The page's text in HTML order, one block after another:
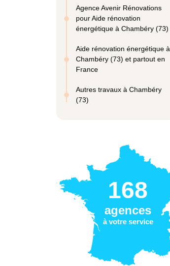
Agence Avenir Rénovations
pour Aide rénovation
énergétique à Chambéry (73)
Aide rénovation énergétique à
Chambéry (73) et partout en
France
Autres travaux à Chambéry
(73)
168
agences
à votre service